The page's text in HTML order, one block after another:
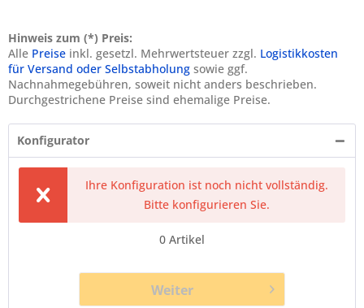
Hinweis zum (*) Preis:
Alle Preise inkl. gesetzl. Mehrwertsteuer zzgl. Logistikkosten
für Versand oder Selbstabholung sowie ggf.
Nachnahmegebühren, soweit nicht anders beschrieben.
Durchgestrichene Preise sind ehemalige Preise.
Konfigurator
Ihre Konfiguration ist noch nicht vollständig.
Bitte konfigurieren Sie.
0 Artikel
Weiter